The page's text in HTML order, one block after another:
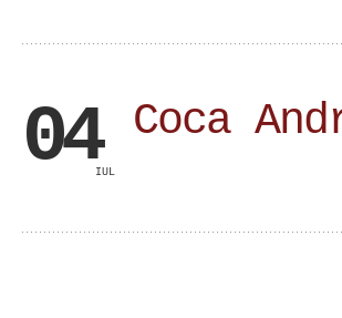
04IUL
Coca